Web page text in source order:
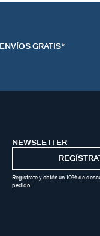
ENVÍOS GRATIS*
NEWSLETTER
Regístrate y obtén un 10% de
pedido.